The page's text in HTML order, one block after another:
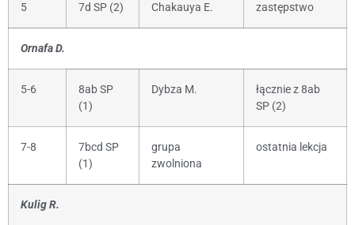
5 7d SP (2) Chakauya E. zastępstwo
Ornafa D.
5-6
8ab SP
(1)
Dybza M.
łącznie z 8ab
SP (2)
7-8
7bcd SP
(1)
grupa
zwolniona
ostatnia lekcja
Kulig R.